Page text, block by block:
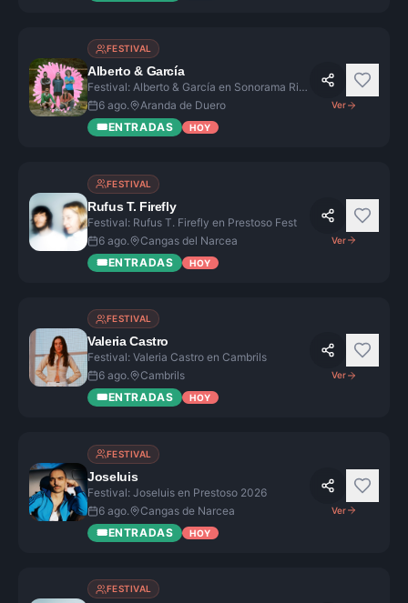
FESTIVAL
Alberto & García
Festival: Alberto & García en Sonorama Ribera
6 ago.
Aranda de Duero
🎟️ENTRADAS HOY
Ver
FESTIVAL
Rufus T. Firefly
Festival: Rufus T. Firefly en Prestoso Fest
6 ago.
Cangas del Narcea
🎟️ENTRADAS HOY
Ver
FESTIVAL
Valeria Castro
Festival: Valeria Castro en Cambrils
6 ago.
Cambrils
🎟️ENTRADAS HOY
Ver
FESTIVAL
Joseluis
Festival: Joseluis en Prestoso 2026
6 ago.
Cangas de Narcea
🎟️ENTRADAS HOY
Ver
FESTIVAL